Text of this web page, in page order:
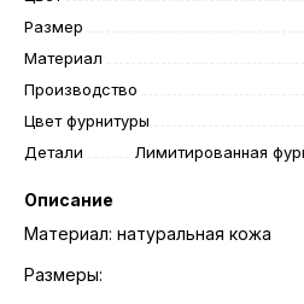
Размер
Материал
Производство
Цвет фурнитуры
Детали
Лимитированная
Описание
Материал: натуральная кожа
Размеры: